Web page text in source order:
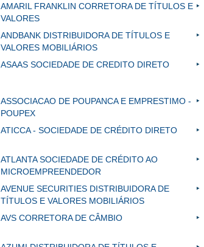
AMARIL FRANKLIN CORRETORA DE TÍTULOS E
VALORES
ANDBANK DISTRIBUIDORA DE TÍTULOS E
VALORES MOBILIÁRIOS
ASAAS SOCIEDADE DE CREDITO DIRETO
ASSOCIACAO DE POUPANCA E EMPRESTIMO -
POUPEX
ATICCA - SOCIEDADE DE CRÉDITO DIRETO
ATLANTA SOCIEDADE DE CRÉDITO AO
MICROEMPREENDEDOR
AVENUE SECURITIES DISTRIBUIDORA DE
TÍTULOS E VALORES MOBILIÁRIOS
AVS CORRETORA DE CÂMBIO